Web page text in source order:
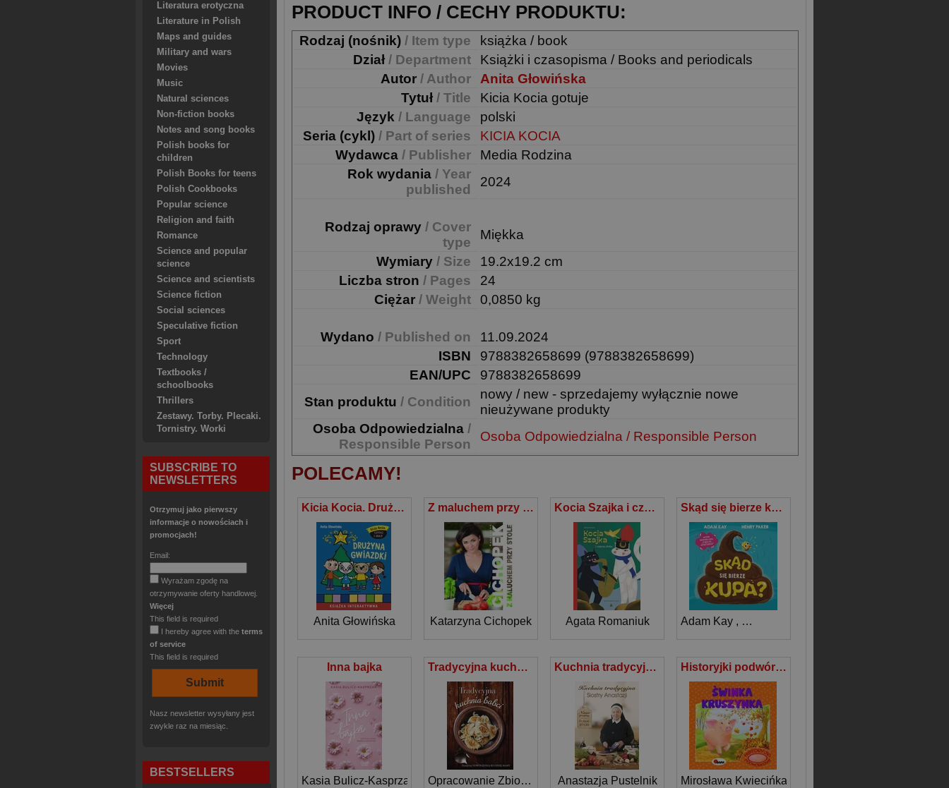
Literatura erotyczna
Literature in Polish
Maps and guides
Military and wars
Movies
Music
Natural sciences
Non-fiction books
Notes and song books
Polish books for
children
Polish Books for teens
Polish Cookbooks
Popular science
Religion and faith
Romance
Science and popular
science
Science and scientists
Science fiction
Social sciences
Speculative fiction
Sport
Technology
Textbooks /
schoolbooks
Thrillers
Zestawy. Torby. Plecaki.
Tornistry. Worki
SUBSCRIBE TO
NEWSLETTERS
Otrzymuj jako pierwszy
informacje o nowościach i
promocjach!
Email:
Wyrażam zgodę na
otrzymywanie oferty handlowej.
Więcej
This field is required
I hereby agree with the terms
of service
This field is required
Nasz newsletter wysyłany jest
zwykle raz na miesiąc.
BESTSELLERS
PRODUCT INFO / CECHY PRODUKTU:
Rodzaj (nośnik) / Item type
książka / book
Dział / Department
Książki i czasopisma / Books and periodicals
Autor / Author
Anita Głowińska
Tytuł / Title
Kicia Kocia gotuje
Język / Language
polski
Seria (cykl) / Part of series
KICIA KOCIA
Wydawca / Publisher
Media Rodzina
Rok wydania / Year
published
2024
Rodzaj oprawy / Cover
type
Miękka
Wymiary / Size
19.2x19.2 cm
Liczba stron / Pages
24
Ciężar / Weight 0,0850 kg
Wydano / Published on
11.09.2024
ISBN
9788382658699 (9788382658699)
EAN/UPC
9788382658699
Stan produktu / Condition
nowy / new - sprzedajemy wyłącznie nowe
nieużywane produkty
Osoba Odpowiedzialna /
Responsible Person
Osoba Odpowiedzialna / Responsible Person
POLECAMY!
Kicia Kocia. Drużyna Gwiazdki
Anita Głowińska
Z maluchem przy stole
Katarzyna Cichopek
Kocia Szajka i czarne złoto
Agata Romaniuk
Skąd się bierze kupa?
Adam Kay , Henry Paker
Inna bajka
Kasia Bulicz-Kasprzak
Tradycyjna kuchnia babci / Nowoczesna kuchnia
Opracowanie Zbiorowe
Kuchnia tradycyjna siostry Anastazji broszura
Anastazja Pustelnik
Historyjki podwórkowe Świnka Kruszynka
Mirosława Kwiecińka